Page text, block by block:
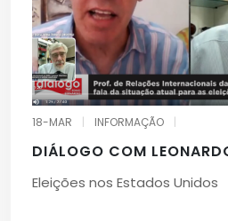
18-MAR INFORMAÇÃO
DIÁLOGO COM
Eleições nos Estados Unidos